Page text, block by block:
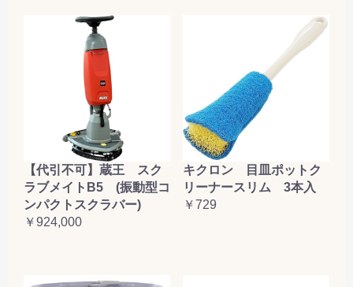
【代引不可】蔵王 スク
ラブメイトB5 (振動型コ
ンパクトスクラバー)
￥924,000
キクロン 目皿ポットク
リーナースリム 3本入
￥729